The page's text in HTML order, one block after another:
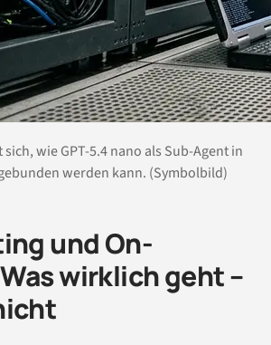
wie GPT-5.4 nano als Sub-Agent in
werden kann. (Symbolbild)
und On-
wirklich geht –